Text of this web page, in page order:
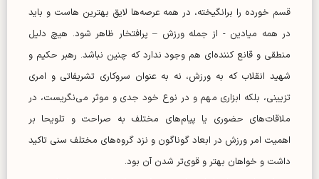
قسم خورده را برانگیخته، در همه عرصه‌ها لایق بهترین هاست و باید
در همه میادین - از جمله ورزش – پرافتخار ظاهر شود. هیچ دلیل
منطقی و قانع کننده‌ای هم وجود ندارد که چنین نباشد. رهبر حکیم و
شهید انقلاب که به ورزش، نه به عنوان سروکاری تشریفاتی و امری
تزیینی، بلکه ابزاری مهم و در نوع خود جدی و موثر می‌نگریست، در
ملاقات‌های حضوری یا پیام‌های مختلف به صراحت و تلویحا بر
اهمیت امر ورزش در ابعاد گوناگون و نزد گروه‌های مختلف سنی تاکید
داشت و خواهان بهتر و قوی‌تر شدن آن بود.